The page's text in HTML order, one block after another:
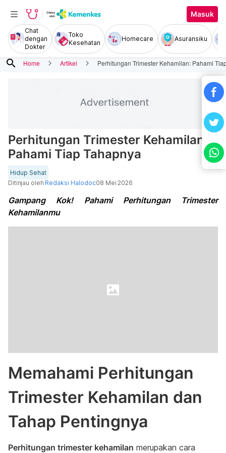
Masuk
Chat
dengan
Dokter
Toko
Kesehatan
Homecare Asuransiku
search Home Artikel Perhitungan Trimester Kehamilan: Pahami
Perhitungan Trimester Kehamilan:
Pahami Tiap Tahapnya
Hidup Sehat
Ditinjau oleh Redaksi Halodoc08 Mei 2026
Gampang Kok! Pahami Perhitungan Trimester
Kehamilanmu
Memahami Perhitungan
Trimester Kehamilan dan
Tahap Pentingnya
Perhitungan trimester kehamilan merupakan cara